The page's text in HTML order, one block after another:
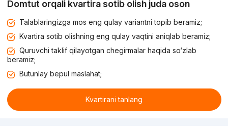
Domtut orqali kvartira sotib olish juda oson
Talablaringizga mos eng qulay variantni topib beramiz;
Kvartira sotib olishning eng qulay vaqtini aniqlab beramiz;
Quruvchi taklif qilayotgan chegirmalar haqida so‘zlab
beramiz;
Butunlay bepul maslahat;
Kvartirani tanlang